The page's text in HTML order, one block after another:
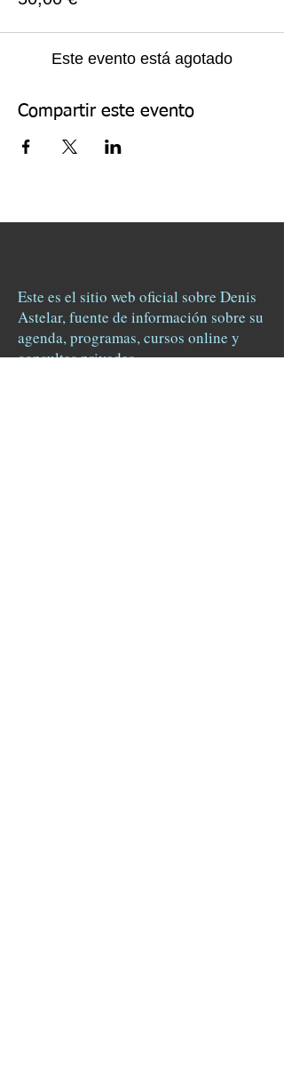
Este evento está agotado
Compartir este evento
Este es el sitio web oficial sobre Denis
Astelar, fuente de información sobre su
agenda, programas, cursos online y
consultas privadas.